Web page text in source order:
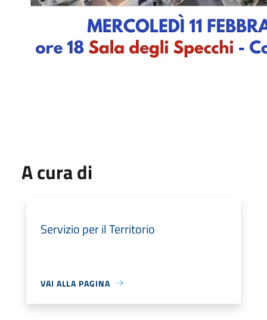
A cura di
Servizio per il Territorio
VAI ALLA PAGINA